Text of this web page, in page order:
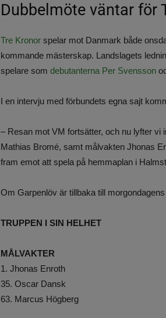
Dubbelmöte väntar för
Tre Kronor spelar mot Danmark både
kommande mästerskap. Landslagets
spelare som debutanterna Per Svensson
I en intervju med förbundets egna sajt
– Resan mot VM fortsätter, och nu lyfter vi
Mathias Bromé, samt målvakten Jhonas
fram emot att spela på hemmaplan i
Om Garpenlöv är tillbaka till
TRUPPEN I SIN HELHET
MÅLVAKTER
1. Jhonas Enroth
35. Oscar Dansk
63. Marcus Högberg